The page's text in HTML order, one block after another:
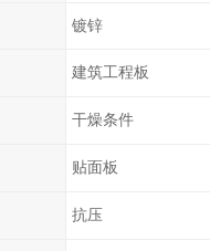
镀锌
建筑工程板
干燥条件
贴面板
抗压